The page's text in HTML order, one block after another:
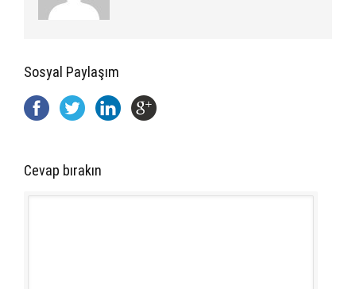
Sosyal Paylaşım
Cevap bırakın